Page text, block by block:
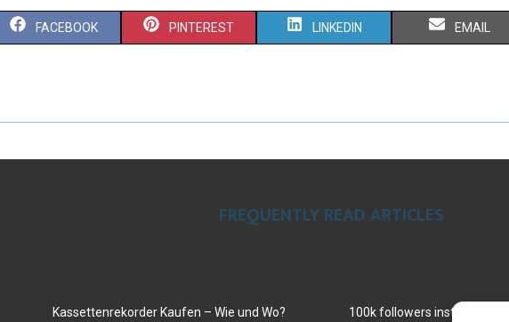
FACEBOOK PINTEREST LINKEDIN EMAIL
FREQUENTLY READ ARTICLES
Kassettenrekorder Kaufen – Wie und Wo? 100k followers instagram buy